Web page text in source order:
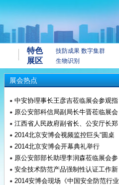
特色
展区
技防成果 数字集群
生物识别
展会热点
中安协理事长王彦吉莅临展会参观指
原公安部科信局副局长牛晋莅临展会
江西省人民政府副省长、公安厅长郑
2014北京安博会视频监控巨头“圆桌
2014北京安博会开幕典礼举行
原公安部部长助理李润森莅临展会参
安全技术防范产品强制性认证工作新
2014安博会现场《中国安全防范行业